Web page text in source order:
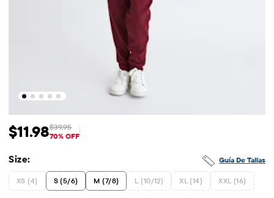
Precio de venta: $11.98
$11.98 Precio original: $39.95
$39.95
70% OFF
Guía De Tallas
Size:
XS (4) S (5/6) M (7/8) L (10/12) XL (14) XXL (16)